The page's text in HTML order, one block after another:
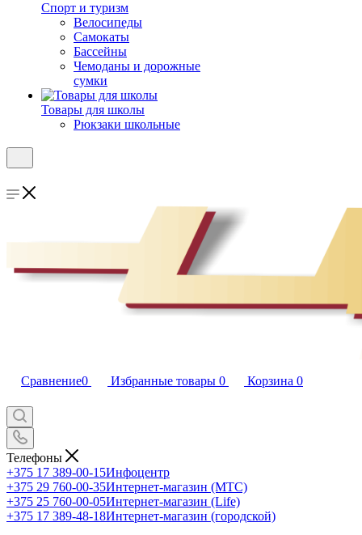
Спорт и туризм
Велосипеды
Самокаты
Бассейны
Чемоданы и дорожные
сумки
Товары для школы
Рюкзаки школьные
Сравнение0 Избранные товары 0 Корзина 0
Телефоны
+375 17 389-00-15Инфоцентр
+375 29 760-00-35Интернет-магазин (МТС)
+375 25 760-00-05Интернет-магазин (Life)
+375 17 389-48-18Интернет-магазин (городской)